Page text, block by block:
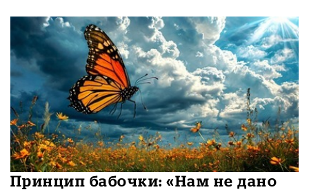
Принцип бабочки: «Нам не дано